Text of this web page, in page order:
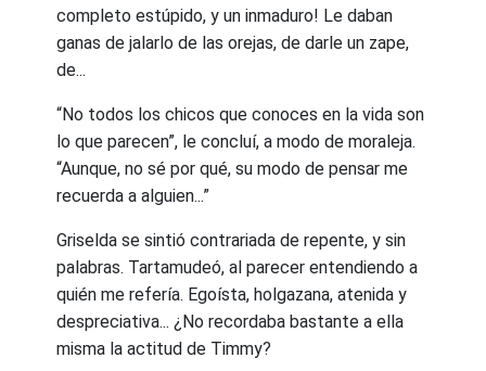
completo estúpido, y un inmaduro! Le daban
ganas de jalarlo de las orejas, de darle un zape,
de...
“No todos los chicos que conoces en la vida son
lo que parecen”, le concluí, a modo de moraleja.
“Aunque, no sé por qué, su modo de pensar me
recuerda a alguien...”
Griselda se sintió contrariada de repente, y sin
palabras. Tartamudeó, al parecer entendiendo a
quién me refería. Egoísta, holgazana, atenida y
despreciativa... ¿No recordaba bastante a ella
misma la actitud de Timmy?